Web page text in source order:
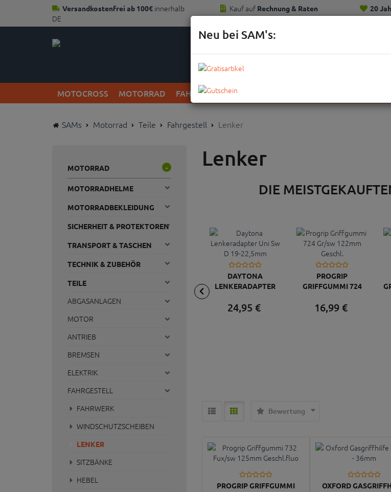
Versandkostenfrei ab 100€ innerhalb
DE
Kauf auf Rechnung & Raten 20
MOTOCROSS MOTORRAD FAHRRAD KOMPLETTRÄDER
SAMs Motorrad Teile Fahrgestell Lenker
MOTORRAD -
MOTORRADHELME
MOTORRADBEKLEIDUNG
SICHERHEIT & PROTEKTOREN
TRANSPORT & TASCHEN
TECHNIK & ZUBEHÖR
TEILE
ABGASANLAGEN
MOTOR
ANTRIEB
BREMSEN
ELEKTRIK
FAHRGESTELL
FAHRWERK
WINDSCHUTZSCHEIBEN
LENKER
SITZBÄNKE
HEBEL
Lenker
DIE
DAYTONA
LENKERADAPTER
24,95 €
PROGRIP
GRIFFGUMMI 724
GESCHL.
16,99 €
Bewertung
PROGRIP GRIFFGUMMI
OXFORD
Neu bei SAM's: